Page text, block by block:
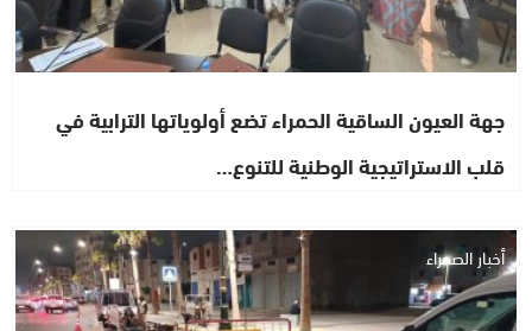
جهة العيون الساقية الحمراء تضع أولوياتها الترابية في
قلب الاستراتيجية الوطنية للتنوع…
أخبار الصحراء